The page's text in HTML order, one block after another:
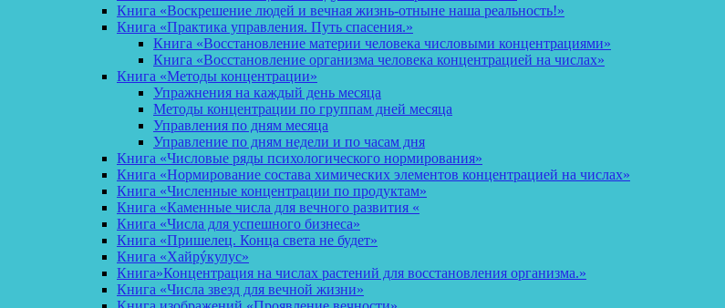
Книга «Воскрешение людей и вечная жизнь-отныне наша реальность!»
Книга «Практика управления. Путь спасения.»
Книга «Восстановление материи человека числовыми концентрациями»
Книга «Восстановление организма человека концентрацией на числах»
Книга «Методы концентрации»
Упражнения на каждый день месяца
Методы концентрации по группам дней месяца
Управления по дням месяца
Управление по дням недели и по часам дня
Книга «Числовые ряды психологического нормирования»
Книга «Нормирование состава химических элементов концентрацией на числах»
Книга «Численные концентрации по продуктам»
Книга «Каменные числа для вечного развития «
Книга «Числа для успешного бизнеса»
Книга «Пришелец. Конца света не будет»
Книга «Хайрýкулус»
Книга»Концентрация на числах растений для восстановления организма.»
Книга «Числа звезд для вечной жизни»